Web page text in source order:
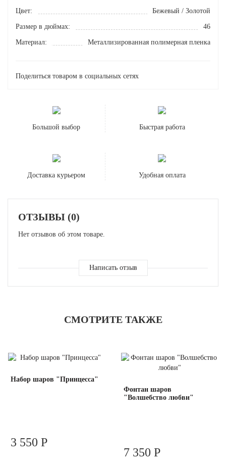
Цвет: Бежевый / Золотой
Размер в дюймах: 46
Материал: Металлизированная полимерная пленка
Поделиться товаром в социальных сетях
Большой выбор Быстрая работа
Доставка курьером Удобная оплата
ОТЗЫВЫ (0)
Нет отзывов об этом товаре.
Написать отзыв
СМОТРИТЕ ТАКЖЕ
Набор шаров "Принцесса"
3 550 Р
Фонтан шаров
"Волшебство любви"
7 350 Р